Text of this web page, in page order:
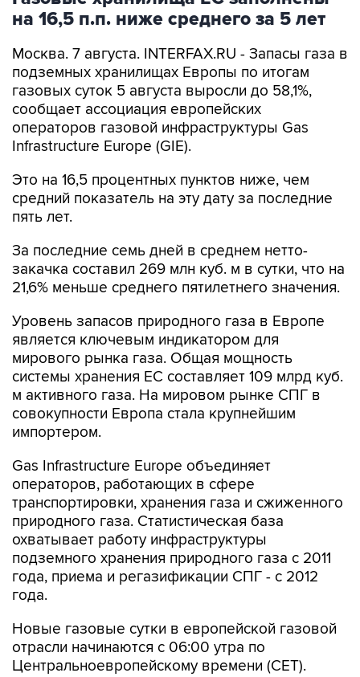
на 16,5 п.п. ниже среднего за 5 лет
Москва. 7 августа. INTERFAX.RU - Запасы газа в
подземных хранилищах Европы по итогам
газовых суток 5 августа выросли до 58,1%,
сообщает ассоциация европейских
операторов газовой инфраструктуры Gas
Infrastructure Europe (GIE).
Это на 16,5 процентных пунктов ниже, чем
средний показатель на эту дату за последние
пять лет.
За последние семь дней в среднем нетто-
закачка составил 269 млн куб. м в сутки, что на
21,6% меньше среднего пятилетнего значения.
Уровень запасов природного газа в Европе
является ключевым индикатором для
мирового рынка газа. Общая мощность
системы хранения ЕС составляет 109 млрд куб.
м активного газа. На мировом рынке СПГ в
совокупности Европа стала крупнейшим
импортером.
Gas Infrastructure Europe объединяет
операторов, работающих в сфере
транспортировки, хранения газа и сжиженного
природного газа. Статистическая база
охватывает работу инфраструктуры
подземного хранения природного газа с 2011
года, приема и регазификации СПГ - с 2012
года.
Новые газовые сутки в европейской газовой
отрасли начинаются c 06:00 утра по
Центральноевропейскому времени (CET).